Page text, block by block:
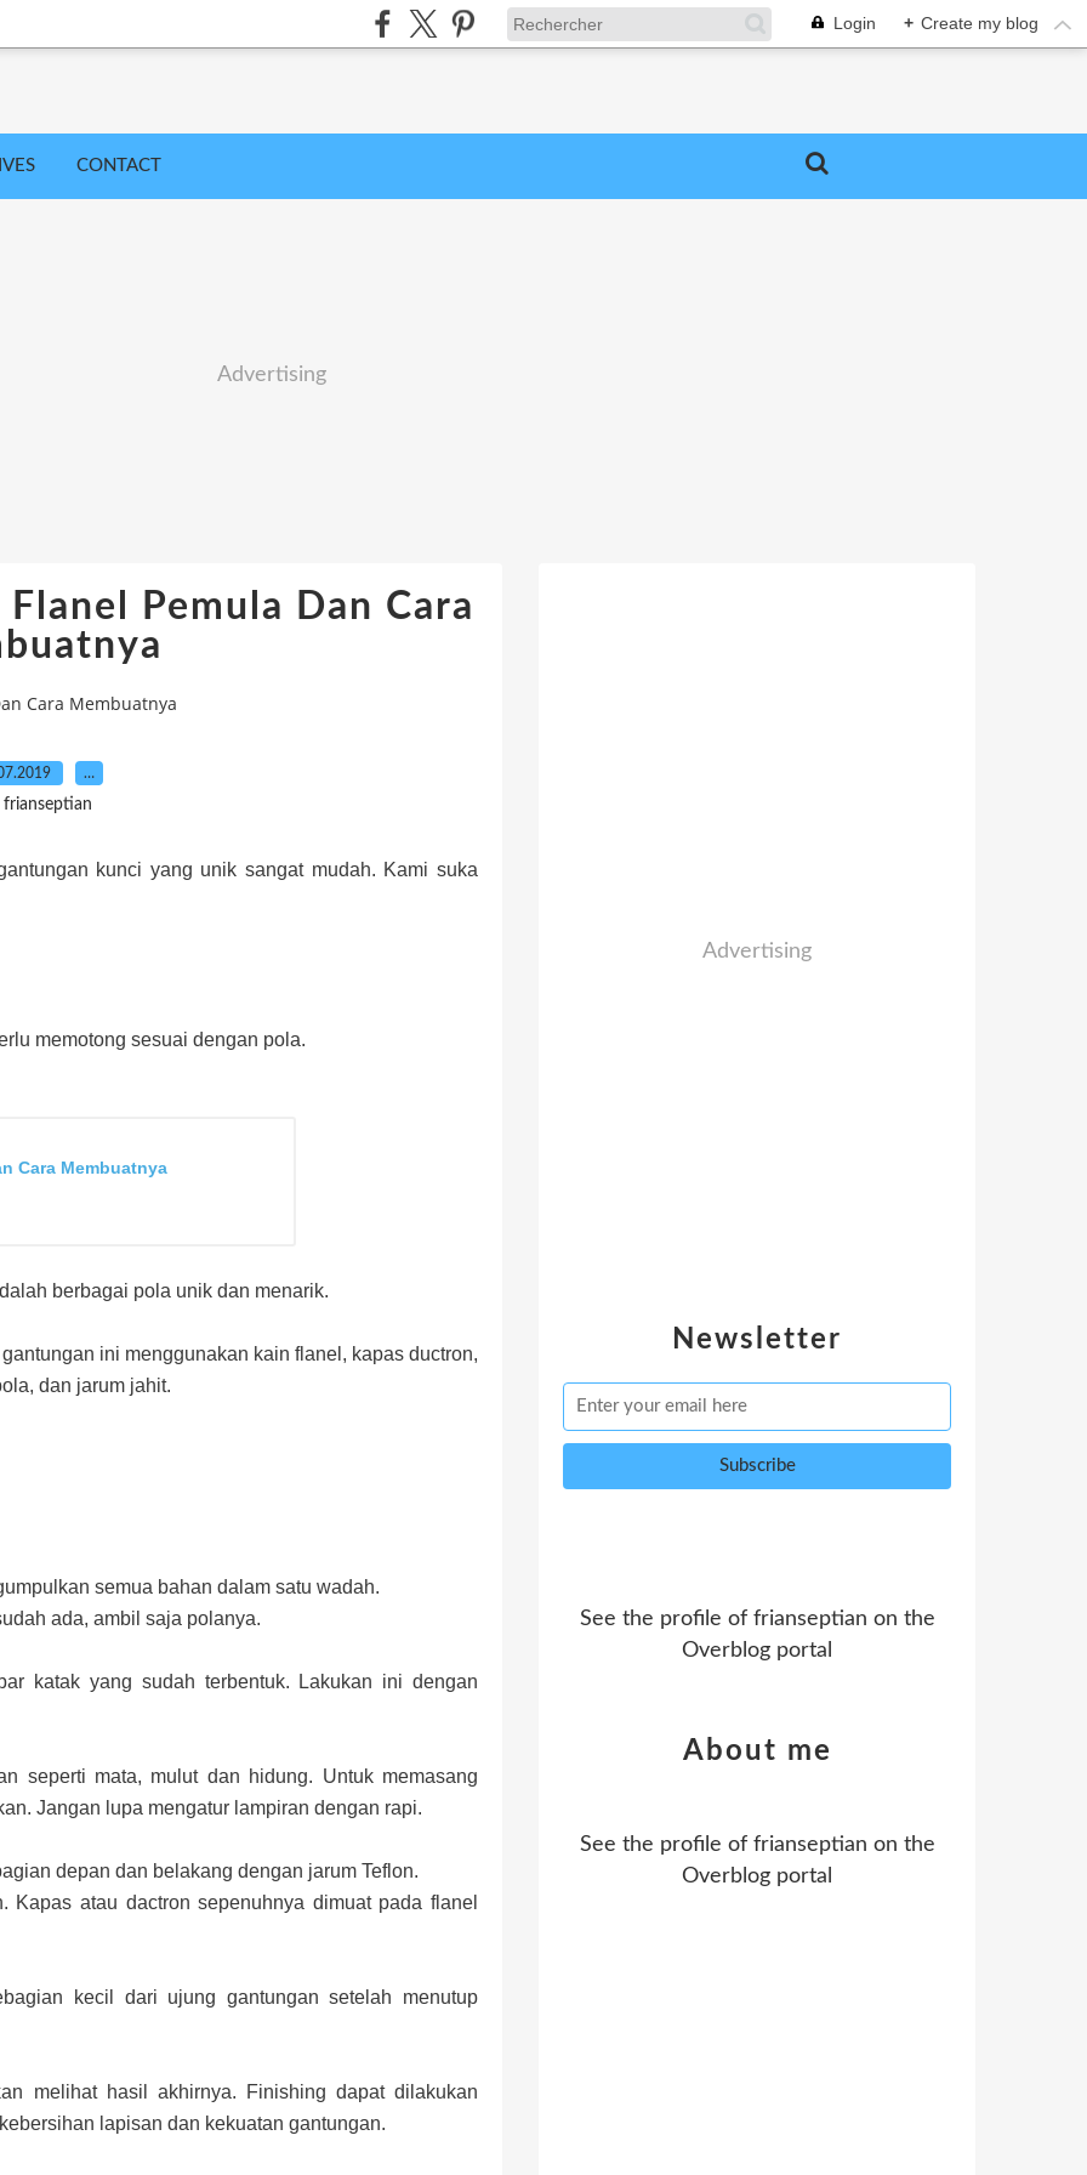
Login + Create my blog
CONTACT
Advertising
Pemula Dan Cara
Cara Membuatnya
…
frianseptian
kunci yang unik sangat mudah. Kami suka
memotong sesuai dengan pola.
Cara Membuatnya
berbagai pola unik dan menarik.
ini menggunakan kain flanel, kapas ductron,
dan jarum jahit.
semua bahan dalam satu wadah.
ada, ambil saja polanya.
katak yang sudah terbentuk. Lakukan ini dengan
seperti mata, mulut dan hidung. Untuk memasang
Jangan lupa mengatur lampiran dengan rapi.
depan dan belakang dengan jarum Teflon.
atau dactron sepenuhnya dimuat pada flanel
kecil dari ujung gantungan setelah menutup
melihat hasil akhirnya. Finishing dapat dilakukan
lapisan dan kekuatan gantungan.
Newsletter
Advertising
See the profile of frianseptian on the
Overblog portal
About me
See the profile of frianseptian on the
Overblog portal